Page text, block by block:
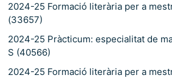
2024-25 Formació literària per a
(33657)
2024-25 Pràcticum: especialitat de
S (40566)
2024-25 Formació literària per a